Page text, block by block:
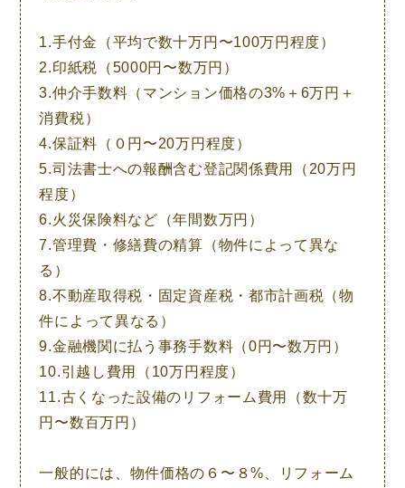
1.手付金（平均で数十万円〜100万円程度）
2.印紙税（5000円〜数万円）
3.仲介手数料（マンション価格の3%＋6万円＋
消費税）
4.保証料（０円〜20万円程度）
5.司法書士への報酬含む登記関係費用（20万円
程度）
6.火災保険料など（年間数万円）
7.管理費・修繕費の精算（物件によって異な
る）
8.不動産取得税・固定資産税・都市計画税（物
件によって異なる）
9.金融機関に払う事務手数料（0円〜数万円）
10.引越し費用（10万円程度）
11.古くなった設備のリフォーム費用（数十万
円〜数百万円）
一般的には、 物件価格の６〜８%、リフォーム